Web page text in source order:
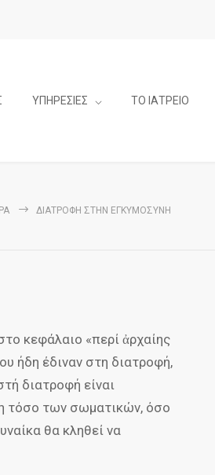
ΥΠΗΡΕΣΙΕΣ ΤΟ ΙΑΤΡΕΙΟ
ΔΙΑΤΡΟΦΗ ΣΤΗΝ ΕΓΚΥΜΟΣΥΝΗ
κεφάλαιο «περί ἀρχαίης
ήδη έδιναν στη διατροφή,
διατροφή είναι
τόσο των σωματικών, όσο
θα κληθεί να